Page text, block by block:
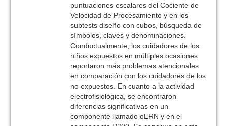
puntuaciones escalares del Cociente de
Velocidad de Procesamiento y en los
subtests diseño con cubos, búsqueda de
símbolos, claves y denominaciones.
Conductualmente, los cuidadores de los
niños expuestos en múltiples ocasiones
reportaron más problemas atencionales
en comparación con los cuidadores de los
no expuestos. En cuanto a la actividad
electrofisiológica, se encontraron
diferencias significativas en un
componente llamado oERN y en el